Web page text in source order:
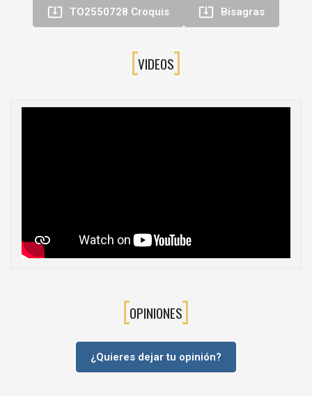
cazoleta, recubrimientos posibles, juego mínimo F y cotas de
taladro para montaje atornillado o con sistema INSERTA, lo que
Principales características y ventajas
Bisagra recta de 110º para puertas solapadas en muebles de
posibilidad de desactivación en puertas muy ligeras.
Bisagra enteramente metálica, robusta y preparada para uso
profundidad) para alinear puertas y ajustar holguras con
para fijación rápida en la puerta (según modelo).
Versiones disponibles
 TO2550728 Croquis  Bisagras
VIDEOS
OPINIONES
¿Quieres dejar tu opinión?